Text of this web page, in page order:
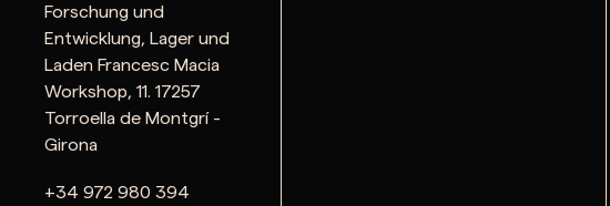
Forschung und
Entwicklung, Lager und
Laden Francesc Macia
Workshop, 11. 17257
Torroella de Montgrí -
Girona
+34 972 980 394